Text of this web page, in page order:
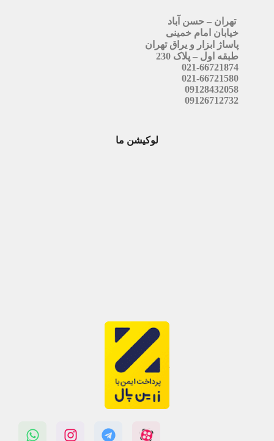
تهران – حسن آباد
خیابان امام خمینی
پاساژ ابزار و یراق تهران
طبقه اول – پلاک 230
021-66721874
021-66721580
09128432058
09126712732
لوکیشن ما